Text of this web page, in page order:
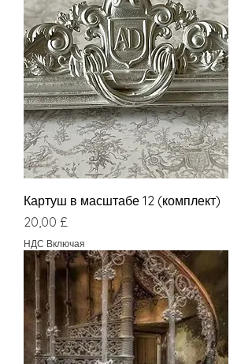
Картуш в масштабе 12 (комплект)
Цена
20,00 £
НДС Включая